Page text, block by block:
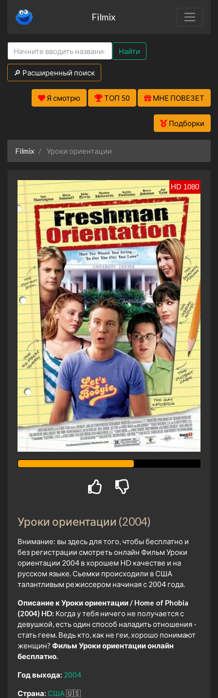
Filmix
Найти
🔎 Расширенный поиск
Я смотрю ТОП 50 МНЕ ПОВЕЗЕТ
Подборки
Filmix Уроки ориентации
HD 1080
Уроки ориентации (2004)
Внимание: вы здесь для того, чтобы бесплатно и
без регистрации смотреть онлайн Фильм Уроки
ориентации 2004 в хорошем HD качестве и на
русском языке. Сьемки происходили в США
талантливым режиссером начиная с 2004 года.
Описание к Уроки ориентации / Home of Phobia
(2004) HD: Когда у тебя ничего не получается с
девушкой, есть один способ наладить отношения -
стать геем. Ведь кто, как не геи, хорошо понимают
женщин? Фильм Уроки ориентации онлайн
бесплатно.
Год выхода: 2004
Страна: США 🇺🇸